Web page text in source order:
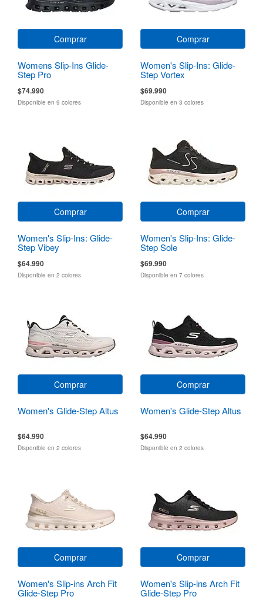
Comprar
Womens Slip-Ins Glide-
Step Pro
$74.990
Disponible en 9 colores
Comprar
Women's Slip-Ins: Glide-
Step Vortex
$69.990
Disponible en 3 colores
Comprar
Women's Slip-Ins: Glide-
Step Vibey
$64.990
Disponible en 2 colores
Comprar
Women's Slip-Ins: Glide-
Step Sole
$69.990
Disponible en 7 colores
Comprar
Women's Glide-Step Altus
$64.990
Disponible en 2 colores
Comprar
Women's Glide-Step Altus
$64.990
Disponible en 2 colores
Comprar
Women's Slip-ins Arch Fit
Glide-Step Pro
Comprar
Women's Slip-ins Arch Fit
Glide-Step Pro